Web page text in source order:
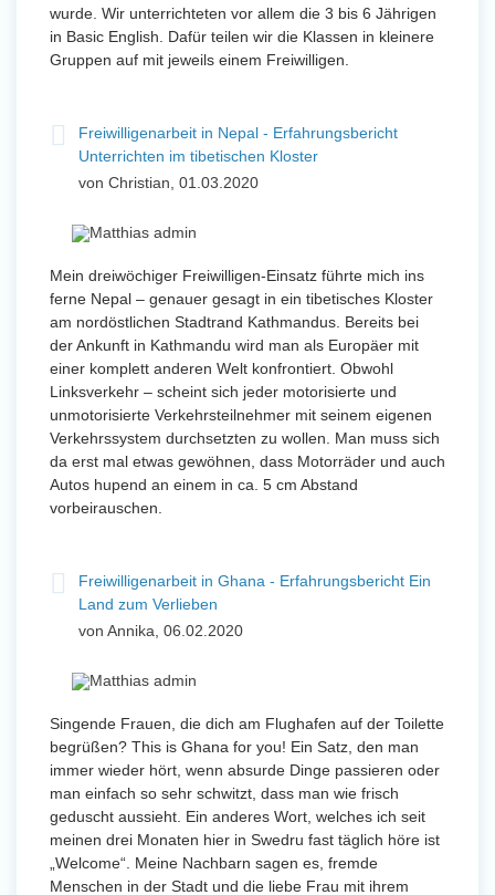
wurde. Wir unterrichteten vor allem die 3 bis 6 Jährigen
in Basic English. Dafür teilen wir die Klassen in kleinere
Gruppen auf mit jeweils einem Freiwilligen.
Freiwilligenarbeit in Nepal - Erfahrungsbericht
Unterrichten im tibetischen Kloster
von Christian, 01.03.2020
Mein dreiwöchiger Freiwilligen-Einsatz führte mich ins
ferne Nepal – genauer gesagt in ein tibetisches Kloster
am nordöstlichen Stadtrand Kathmandus. Bereits bei
der Ankunft in Kathmandu wird man als Europäer mit
einer komplett anderen Welt konfrontiert. Obwohl
Linksverkehr – scheint sich jeder motorisierte und
unmotorisierte Verkehrsteilnehmer mit seinem eigenen
Verkehrssystem durchsetzten zu wollen. Man muss sich
da erst mal etwas gewöhnen, dass Motorräder und auch
Autos hupend an einem in ca. 5 cm Abstand
vorbeirauschen.
Freiwilligenarbeit in Ghana - Erfahrungsbericht Ein
Land zum Verlieben
von Annika, 06.02.2020
Singende Frauen, die dich am Flughafen auf der Toilette
begrüßen? This is Ghana for you! Ein Satz, den man
immer wieder hört, wenn absurde Dinge passieren oder
man einfach so sehr schwitzt, dass man wie frisch
geduscht aussieht. Ein anderes Wort, welches ich seit
meinen drei Monaten hier in Swedru fast täglich höre ist
„Welcome“. Meine Nachbarn sagen es, fremde
Menschen in der Stadt und die liebe Frau mit ihrem